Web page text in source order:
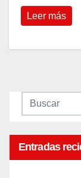
Leer más
Entradas